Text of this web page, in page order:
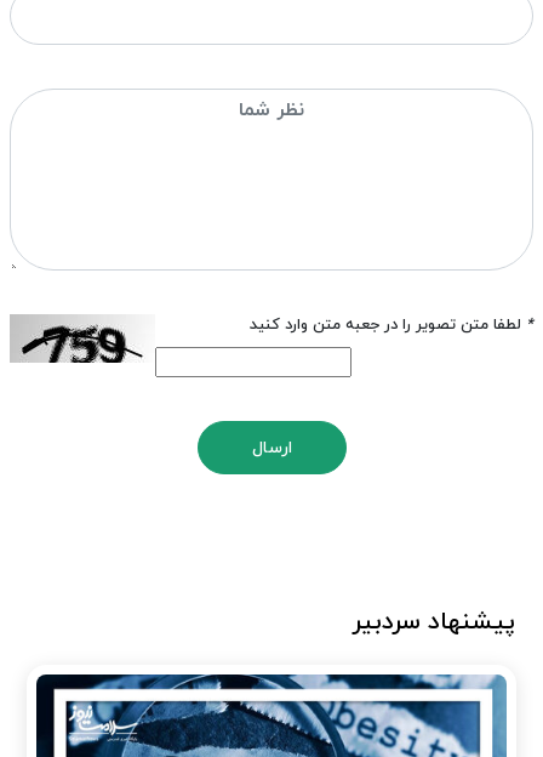
* لطفا متن تصویر را در جعبه متن وارد کنید
ارسال
پیشنهاد سردبیر